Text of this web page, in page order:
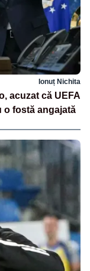
Ionuț Nichita
acuzat că UEFA
o fostă angajată